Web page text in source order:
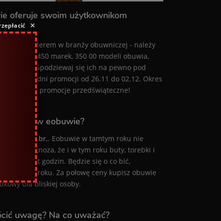
oferuje swoim użytkownikom
bowiem liderem w branży obuwniczej - należy
ponad 450 marek, 350 00 modeli obuwia,
Spodziewaj się ich na pewno pod
kilka dni promocji od 26.11 do 02.12. Okres
promocje przedświąteczne!
w eobuwie?
listopada br.. Eobuwie w tamtym roku nie
prognoza, że i w tym roku buty, torebki i
godzin. Będzie się o co bić,
zeszłym roku. Za połowę ceny kupisz obuwie
dla bliskiej osoby.
uwagę? Na co uważać?
×